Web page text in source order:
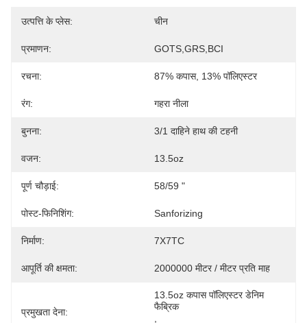
उत्पत्ति के प्लेस: चीन
प्रमाणन: GOTS,GRS,BCI
रचना: 87% कपास, 13% पॉलिएस्टर
रंग: गहरा नीला
बुनना: 3/1 दाहिने हाथ की टहनी
वजन: 13.5oz
पूर्ण चौड़ाई: 58/59 "
पोस्ट-फिनिशिंग: Sanforizing
निर्माण: 7X7TC
आपूर्ति की क्षमता: 2000000 मीटर / मीटर प्रति माह
प्रमुखता देना:
13.5oz कपास पॉलिएस्टर डेनिम
फैब्रिक